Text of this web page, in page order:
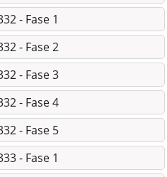
- Fase 1
- Fase 2
- Fase 3
- Fase 4
- Fase 5
- Fase 1